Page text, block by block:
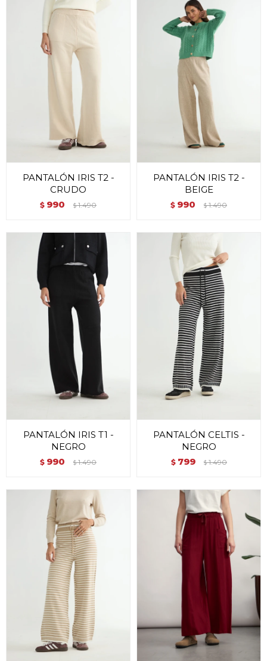
PANTALÓN IRIS T2 -
CRUDO
$ 990 $ 1.490
PANTALÓN IRIS T2 -
BEIGE
$ 990 $ 1.490
PANTALÓN IRIS T1 -
NEGRO
$ 990 $ 1.490
PANTALÓN CELTIS -
NEGRO
$ 799 $ 1.490